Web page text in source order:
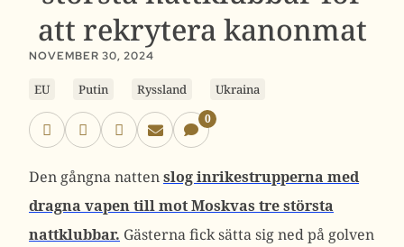
att rekrytera kanonmat
NOVEMBER 30, 2024
EU Putin Ryssland Ukraina
0
Den gångna nattenslog inrikestrupperna med
dragna vapen till mot Moskvas tre största
nattklubbar. Gästerna fick sätta sig ned på golven